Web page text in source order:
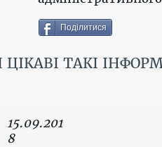
Поділитися
ТАКІ
15.09.201
8